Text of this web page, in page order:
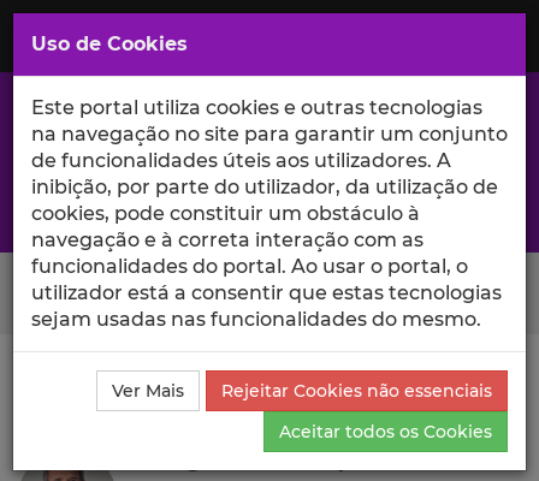
Saltar
para
Conteúdo
Principal
A excelência da investigação e ciência no Iscte
Search Button
Ciência_Iscte Autores
Rogério Serrasqueiro
Outras Atividades
Rogério Serrasqueiro
Uso de Cookies
Este portal utiliza cookies e outras tecnologias
na navegação no site para garantir um conjunto
de funcionalidades úteis aos utilizadores. A
inibição, por parte do utilizador, da utilização de
cookies, pode constituir um obstáculo à
navegação e à correta interação com as
funcionalidades do portal. Ao usar o portal, o
utilizador está a consentir que estas tecnologias
sejam usadas nas funcionalidades do mesmo.
Ver Mais
Rejeitar Cookies não essenciais
Aceitar todos os Cookies